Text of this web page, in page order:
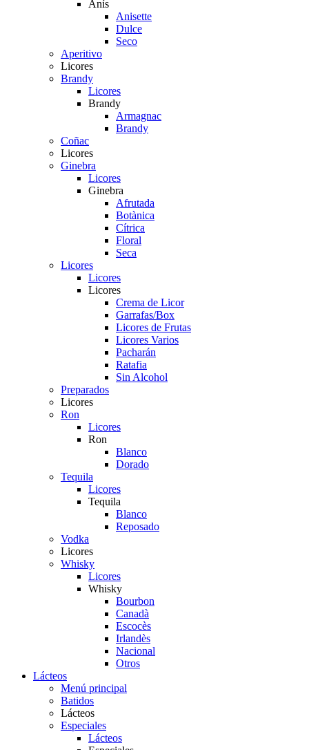
Anís
Anisette
Dulce
Seco
Aperitivo
Licores
Brandy
Licores
Brandy
Armagnac
Brandy
Coñac
Licores
Ginebra
Licores
Ginebra
Afrutada
Botànica
Cítrica
Floral
Seca
Licores
Licores
Licores
Crema de Licor
Garrafas/Box
Licores de Frutas
Licores Varios
Pacharán
Ratafia
Sin Alcohol
Preparados
Licores
Ron
Licores
Ron
Blanco
Dorado
Tequila
Licores
Tequila
Blanco
Reposado
Vodka
Licores
Whisky
Licores
Whisky
Bourbon
Canadà
Escocès
Irlandès
Nacional
Otros
Lácteos
Menú principal
Batidos
Lácteos
Especiales
Lácteos